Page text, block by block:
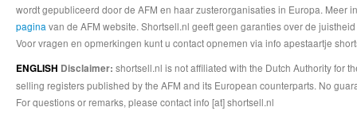
wordt gepubliceerd door de AFM en haar zusterorganisaties in Europa.
pagina van de AFM website. Shortsell.nl geeft geen garanties over de
Voor vragen en opmerkingen kunt u contact opnemen via info apestaartje
ENGLISH Disclaimer: shortsell.nl is not affiliated with the Dutch Authority for
selling registers published by the AFM and its European counterparts. No
For questions or remarks, please contact info [at] shortsell.nl